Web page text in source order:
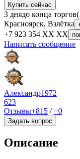
Купить сейчас
3 днядо конца торгов
Красноярск, Взлётка
+7 923 354 XX XX
Написать сообщение
Александр1972
623
Отзывы+815 /−0
Задать вопрос
Описание